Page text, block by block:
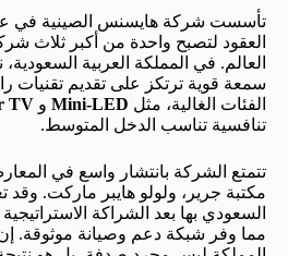
العقود لتصبح واحدة من أكبر ثلاث
العالم. في المملكة العربية
سمعة قوية ترتكز على تقديم تقنيات
الفئات الغالية، مثل Mini-LED و TV
تنافسية تناسب الدخل المتوسط.
تتمتع الشركة بانتشار واسع في
مكتبة جرير، ولولو هايبر ماركت.
السعودي بها بعد الشراكة
مما وفر شبكة دعم وصيانة موثوقة.